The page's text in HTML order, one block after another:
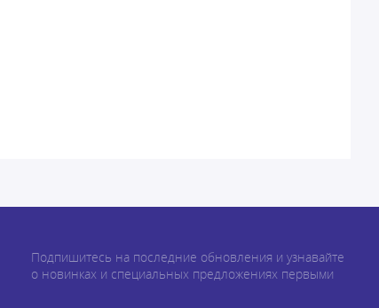
Подпишитесь на последние обновления и узнавайте
о новинках и специальных предложениях первыми